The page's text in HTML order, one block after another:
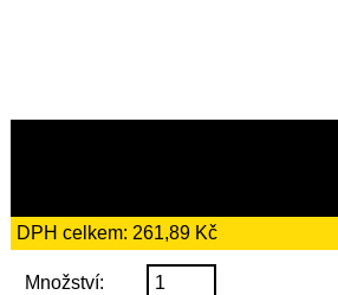
DPH celkem: 261,89 Kč
Množství: